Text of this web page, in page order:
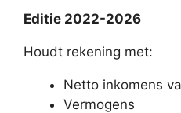
Editie 2022-2026
Houdt rekening met:
Netto inkomens
Vermogens